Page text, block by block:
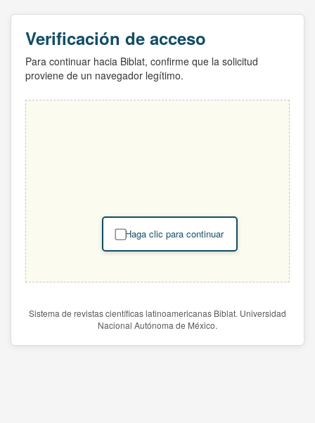
Verificación de acceso
Para continuar hacia Biblat, confirme que la solicitud
proviene de un navegador legítimo.
Haga clic para continuar
Sistema de revistas científicas latinoamericanas Biblat. Universidad
Nacional Autónoma de México.